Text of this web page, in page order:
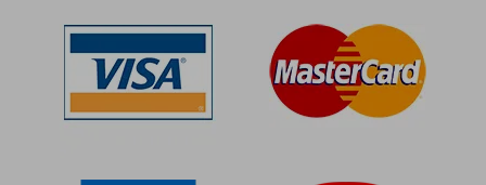
50%
dcto. $ 56.216
50%
dcto.